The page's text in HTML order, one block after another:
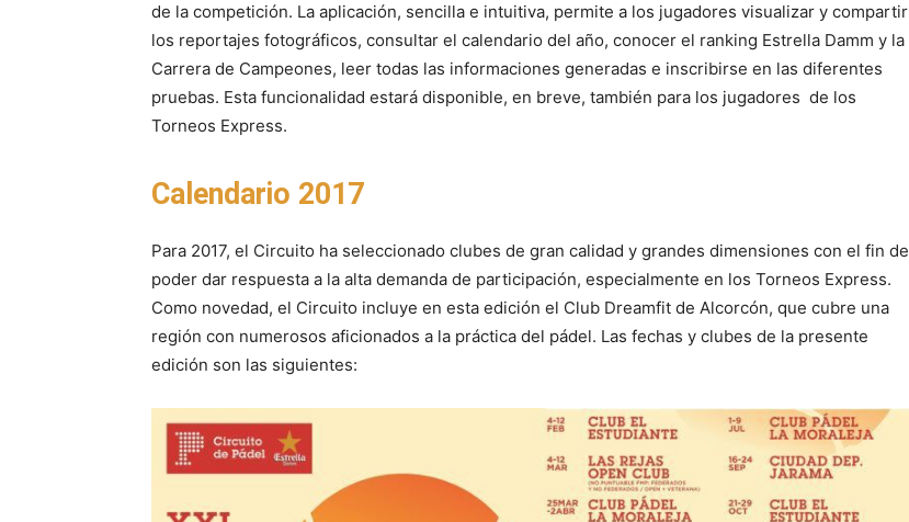
de la competición. La aplicación, sencilla e intuitiva, permite a los jugadores visualizar y compartir
los reportajes fotográficos, consultar el calendario del año, conocer el ranking Estrella Damm y la
Carrera de Campeones, leer todas las informaciones generadas e inscribirse en las diferentes
pruebas. Esta funcionalidad estará disponible, en breve, también para los jugadores de los
Torneos Express.
Calendario 2017
Para 2017, el Circuito ha seleccionado clubes de gran calidad y grandes dimensiones con el fin de
poder dar respuesta a la alta demanda de participación, especialmente en los Torneos Express.
Como novedad, el Circuito incluye en esta edición el Club Dreamfit de Alcorcón, que cubre una
región con numerosos aficionados a la práctica del pádel. Las fechas y clubes de la presente
edición son las siguientes: